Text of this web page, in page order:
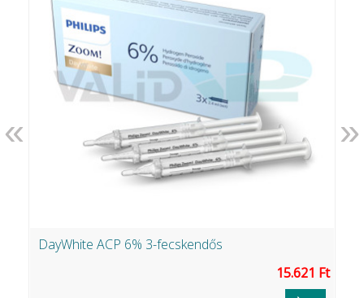
DayWhite ACP 6% 3-fecskendős
15.621 Ft
« »